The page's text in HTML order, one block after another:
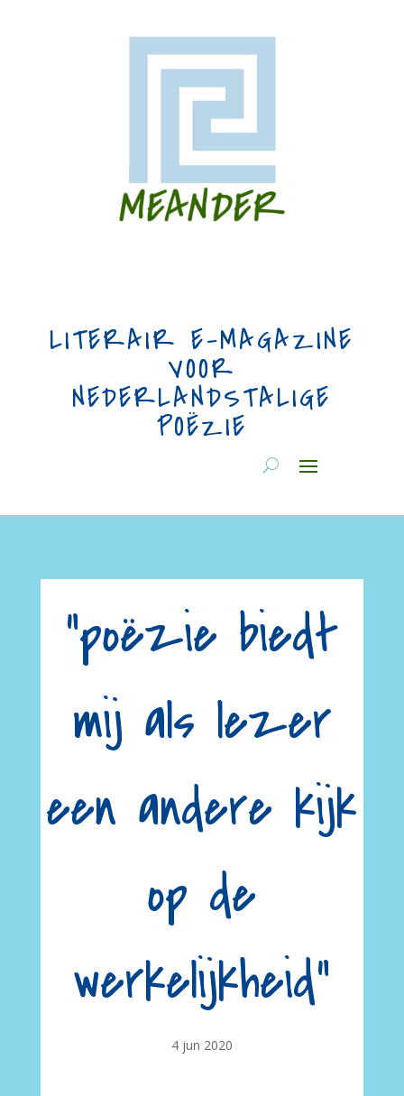
LITERAIR E-MAGAZINE
VOOR
NEDERLANDSTALIGE
POËZIE
“poëzie biedt
mij als lezer
een andere kijk
op de
werkelijkheid”
4 jun 2020